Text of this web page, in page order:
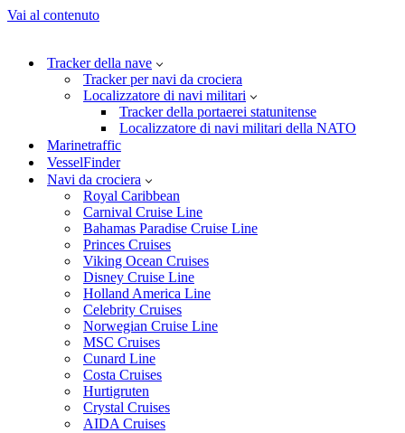
Vai al contenuto
Tracker della nave
Tracker per navi da crociera
Localizzatore di navi militari
Tracker della portaerei statunitense
Localizzatore di navi militari della NATO
Marinetraffic
VesselFinder
Navi da crociera
Royal Caribbean
Carnival Cruise Line
Bahamas Paradise Cruise Line
Princes Cruises
Viking Ocean Cruises
Disney Cruise Line
Holland America Line
Celebrity Cruises
Norwegian Cruise Line
MSC Cruises
Cunard Line
Costa Cruises
Hurtigruten
Crystal Cruises
AIDA Cruises